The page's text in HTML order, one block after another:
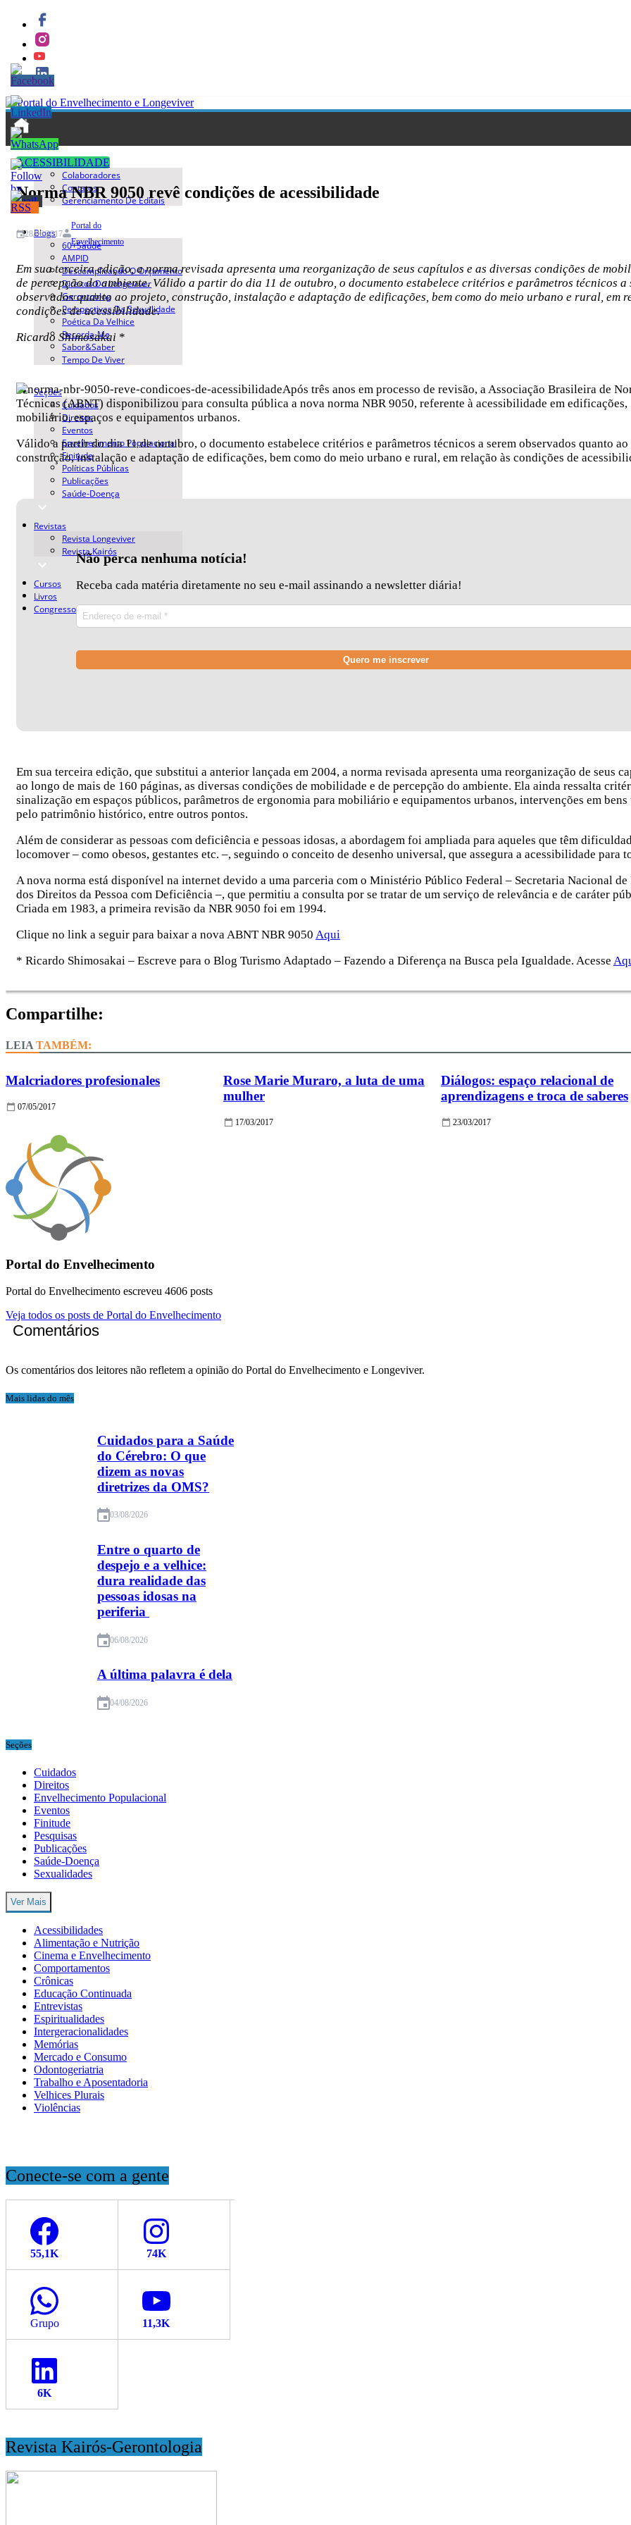
Quem Somos
Colaboradores
Contatos
Gerenciamento De Editais
Blogs
60+saúde
AMPID
Descomplicando O Orçamento
Direitos Do Longeviver
Gerontoblog
Perspectivas Da Sexualidade
Poética Da Velhice
Recorda-Me
Sabor&Saber
Tempo De Viver
Seções
Cuidados
Direitos
Eventos
Envelhecimento Populacional
Finitude
Políticas Públicas
Publicações
Saúde-Doença
Revistas
Revista Longeviver
Revista Kairós
Cursos
Livros
Congresso
ACESSIBILIDADE
Norma NBR 9050 revê condições de acessibilidade
28/06/2017
Portal do
Envelhecimento
Em sua terceira edição, a norma revisada apresenta uma reorganização de seus capítulos e as diversas condições de
de percepção do ambiente. Válido a partir do dia 11 de outubro, o documento estabelece critérios e parâmetros técnicos a
observados quanto ao projeto, construção, instalação e adaptação de edificações, bem como do meio urbano e rural, em
condições de acessibilidade.
Ricardo Shimosakai *
Após três anos em processo de revisão, a Associação Brasileira de
Técnicas (ABNT) disponibilizou para consulta pública a nova norma NBR 9050, referente à acessibilidade em edificações,
mobiliário, espaços e equipamentos urbanos.
Válido a partir do dia 11 de outubro, o documento estabelece critérios e parâmetros técnicos a serem observados quanto
construção, instalação e adaptação de edificações, bem como do meio urbano e rural, em relação às condições de
Não perca nenhuma notícia!
Receba cada matéria diretamente no seu e-mail assinando a newsletter diária!
Em sua terceira edição, que substitui a anterior lançada em 2004, a norma revisada apresenta uma reorganização de seus
ao longo de mais de 160 páginas, as diversas condições de mobilidade e de percepção do ambiente. Ela ainda ressalta
sinalização em espaços públicos, parâmetros de ergonomia para mobiliário e equipamentos urbanos, intervenções em bens
pelo patrimônio histórico, entre outros pontos.
Além de considerar as pessoas com deficiência e pessoas idosas, a abordagem foi ampliada para aqueles que têm
locomover – como obesos, gestantes etc. –, seguindo o conceito de desenho universal, que assegura a acessibilidade para
A nova norma está disponível na internet devido a uma parceria com o Ministério Público Federal – Secretaria Nacional de
dos Direitos da Pessoa com Deficiência –, que permitiu a consulta por se tratar de um serviço de relevância e de caráter
Criada em 1983, a primeira revisão da NBR 9050 foi em 1994.
Clique no link a seguir para baixar a nova ABNT NBR 9050 Aqui
* Ricardo Shimosakai – Escreve para o Blog Turismo Adaptado – Fazendo a Diferença na Busca pela Igualdade. Acesse
Compartilhe:
TAMBÉM:
Malcriadores profesionales
07/05/2017
Rose Marie Muraro, a luta de uma
mulher
17/03/2017
Diálogos: espaço relacional de
aprendizagens e troca de saberes
23/03/2017
Portal do Envelhecimento
Portal do Envelhecimento escreveu 4606 posts
Veja todos os posts de Portal do Envelhecimento
Comentários
Os comentários dos leitores não refletem a opinião do Portal do Envelhecimento e Longeviver.
Mais lidas do mês
Cuidados para a Saúde
do Cérebro: O que
dizem as novas
diretrizes da OMS?
03/08/2026
Entre o quarto de
despejo e a velhice:
dura realidade das
pessoas idosas na
periferia
06/08/2026
A última palavra é dela
04/08/2026
Seções
Cuidados
Direitos
Envelhecimento Populacional
Eventos
Finitude
Pesquisas
Publicações
Saúde-Doença
Sexualidades
Ver Mais
Acessibilidades
Alimentação e Nutrição
Cinema e Envelhecimento
Comportamentos
Crônicas
Educação Continuada
Entrevistas
Espiritualidades
Intergeracionalidades
Memórias
Mercado e Consumo
Odontogeriatria
Trabalho e Aposentadoria
Velhices Plurais
Violências
Conecte-se com a gente
Facebook Instagram
WhatsApp YouTube
LinkedIn
Revista Kairós-Gerontologia